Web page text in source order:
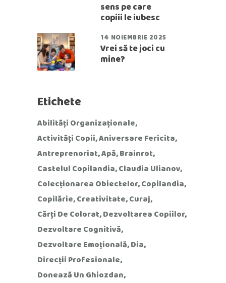
sens pe care
copiii le iubesc
14 NOIEMBRIE 2025
Vrei să te joci cu
mine?
Etichete
Abilități Organizaționale
Activități Copii Aniversare Fericita
Antreprenoriat Apă Brainrot
Castelul Copilandia Claudia Ulianov
Colecționarea Obiectelor Copilandia
Copilărie Creativitate Curaj
Cărți De Colorat Dezvoltarea Copiilor
Dezvoltare Cognitivă
Dezvoltare Emoțională Dia
Direcții Profesionale
Donează Un Ghiozdan